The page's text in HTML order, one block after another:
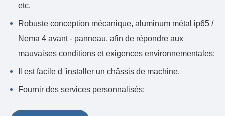
etc.
Robuste conception mécanique, aluminum métal ip65 /
Nema 4 avant - panneau, afin de répondre aux
mauvaises conditions et exigences environnementales;
Il est facile d 'installer un châssis de machine.
Fournir des services personnalisés;